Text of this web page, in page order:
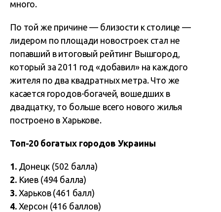
много.
По той же причине — близости к столице —
лидером по площади новостроек стал не
попавший в итоговый рейтинг Вышгород,
который за 2011 год «добавил» на каждого
жителя по два квадратных метра. Что же
касается городов-богачей, вошедших в
двадцатку, то больше всего нового жилья
построено в Харькове.
Топ-20 богатых городов Украины
1.Донецк (502 балла)
2.Киев (494 балла)
3.Харьков (461 балл)
4.Херсон (416 баллов)